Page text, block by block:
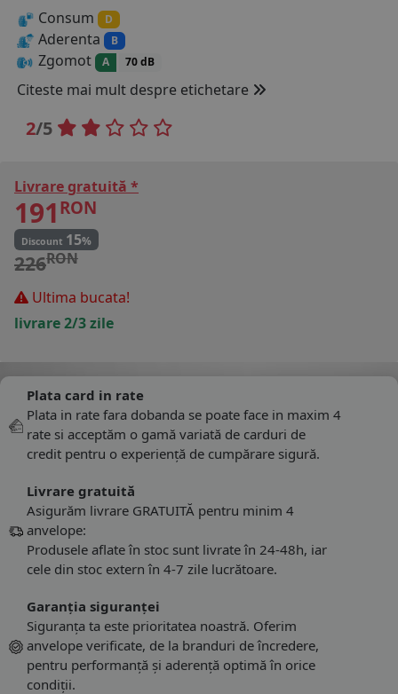
Consum
D
Aderenta B
Zgomot A 70 dB
Citeste mai mult despre etichetare
2/5
Livrare gratuită *
191 RON
Discount 15%
226RON
Ultima bucata!
livrare 2/3 zile
Plata card in rate
Plata in rate fara dobanda se poate face in maxim 4
rate si acceptăm o gamă variată de carduri de
credit pentru o experiență de cumpărare sigură.
Livrare gratuită
Asigurăm livrare GRATUITĂ pentru minim 4
anvelope:
Produsele aflate în stoc sunt livrate în 24-48h, iar
cele din stoc extern în 4-7 zile lucrătoare.
Garanția siguranței
Siguranța ta este prioritatea noastră. Oferim
anvelope verificate, de la branduri de încredere,
pentru performanță și aderență optimă în orice
condiții.